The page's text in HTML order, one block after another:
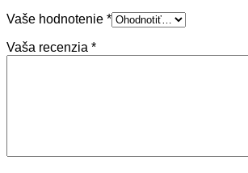
Vaše hodnotenie *
Vaša recenzia *